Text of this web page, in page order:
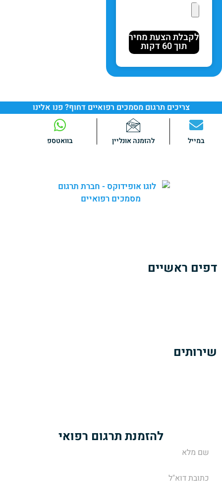
לקבלת הצעת מחיר
תוך 60 דקות
צריכים תרגום מסמכים רפואיים דחוף? פנו אלינו
במייל להזמנה אונליין בוואטספ
דפים ראשיים
שירותים
להזמנת תרגום רפואי